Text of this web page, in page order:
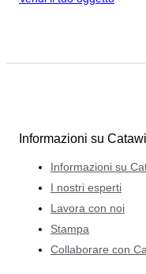
Informazioni su
Informazioni su
I nostri esperti
Lavora con noi
Stampa
Collaborare con